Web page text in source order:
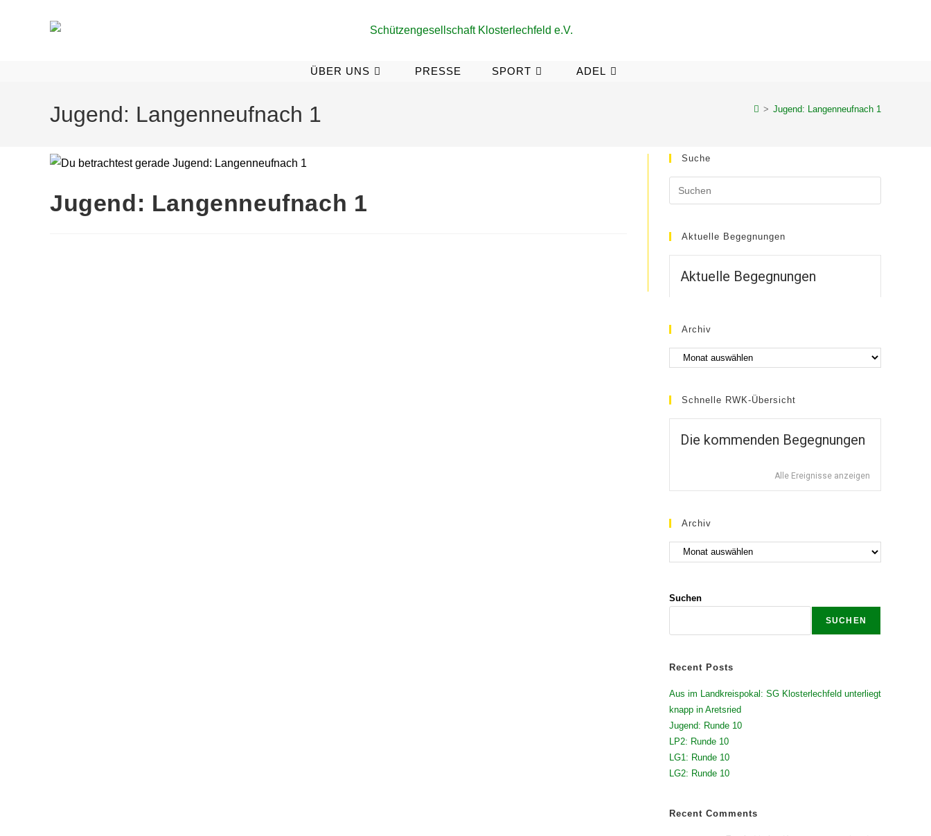
ÜBER UNS PRESSE SPORT ADEL
Jugend: Langenneufnach 1 > Jugend: Langenneufnach 1
Jugend: Langenneufnach 1
Suche
Aktuelle Begegnungen
Aktuelle Begegnungen
Archiv
Schnelle RWK-Übersicht
Die kommenden Begegnungen
Alle Ereignisse anzeigen
Archiv
Suchen
SUCHEN
Recent Posts
Aus im Landkreispokal: SG Klosterlechfeld unterliegt
knapp in Aretsried
Jugend: Runde 10
LP2: Runde 10
LG1: Runde 10
LG2: Runde 10
Recent Comments